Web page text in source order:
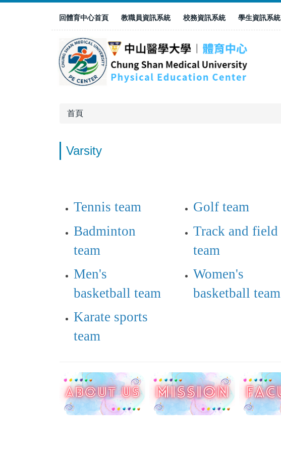
回體育中心首頁 教職員資訊系統 校務資訊系統 學生資訊系統
首頁
Varsity
Tennis team Golf team
Badminton
team
Track and field
team
Men's
basketball team
Women's
basketball team
Karate sports
team